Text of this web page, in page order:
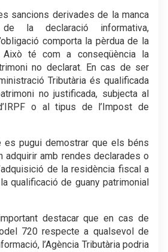
sancions derivades de la manca
la declaració informativa,
comporta la pèrdua de la
Això té com a conseqüència la
no declarat. En cas de ser
Tributària és qualificada
no justificada, subjecta al
o al tipus de l’Impost de
es pugui demostrar que els béns
adquirir amb rendes declarades o
de la residència fiscal a
la qualificació de guany patrimonial
destacar que en cas de
720 respecte a qualsevol de
l’Agència Tributària podria